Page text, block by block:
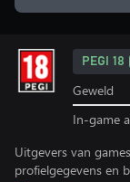
PEGI 18
Geweld
In-game
Uitgevers van
profielgegevens en